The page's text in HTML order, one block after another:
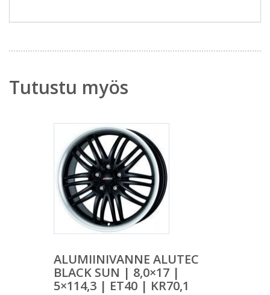
Tutustu myös
ALUMIINIVANNE ALUTEC
BLACK SUN | 8,0×17 |
5×114,3 | ET40 | KR70,1